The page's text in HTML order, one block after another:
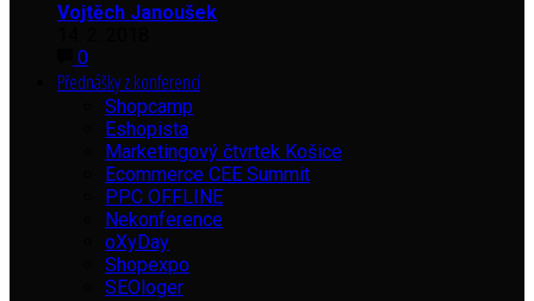
Vojtěch Janoušek
0
Přednášky z konferencí
Shopcamp
Eshopista
Marketingový čtvrtek Košice
Ecommerce CEE Summit
PPC OFFLINE
Nekonference
oXyDay
Shopexpo
SEOloger